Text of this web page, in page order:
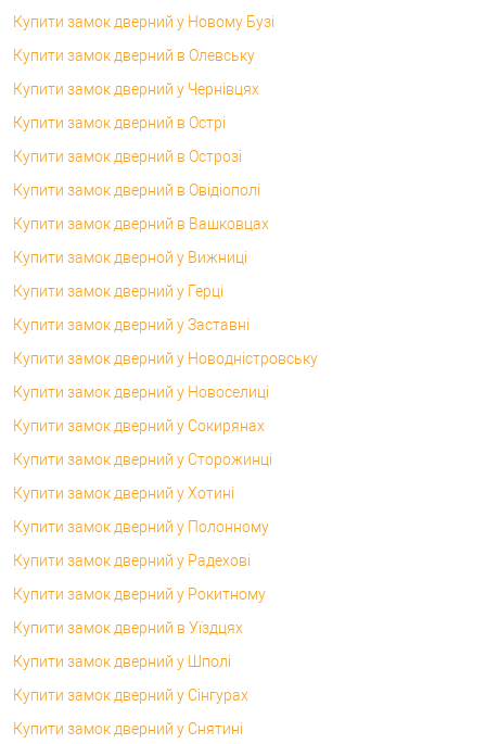
Купити замок дверний у Новому Бузі
Купити замок дверний в Олевську
Купити замок дверний у Чернівцях
Купити замок дверний в Острі
Купити замок дверний в Острозі
Купити замок дверний в Овідіополі
Купити замок дверний в Вашковцах
Купити замок дверной у Вижниці
Купити замок дверний у Герці
Купити замок дверний у Заставні
Купити замок дверний у Новодністровську
Купити замок дверний у Новоселиці
Купити замок дверний у Сокирянах
Купити замок дверний у Сторожинці
Купити замок дверний у Хотині
Купити замок дверний у Полонному
Купити замок дверний у Радехові
Купити замок дверний у Рокитному
Купити замок дверний в Уїздцях
Купити замок дверний у Шполі
Купити замок дверний у Сінгурах
Купити замок дверний у Снятині